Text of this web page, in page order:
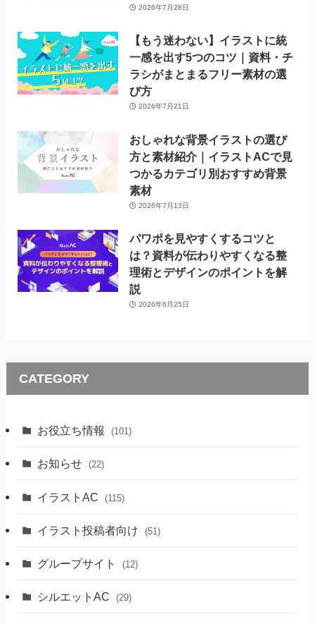
2026年7月28日
【もう迷わない】イラストに統
一感を出す5つのコツ｜資料・チ
ラシがまとまるフリー素材の選
び方
2026年7月21日
おしゃれな背景イラストの選び
方と素材紹介｜イラストACで見
つかるカテゴリ別おすすめ背景
素材
2026年7月13日
パワポを見やすくするコツと
は？資料が伝わりやすくなる整
理術とデザインのポイントを解
説
2026年6月25日
CATEGORY
お役立ち情報 (101)
お知らせ (22)
イラストAC (115)
イラスト投稿者向け (51)
グループサイト (12)
シルエットAC (29)